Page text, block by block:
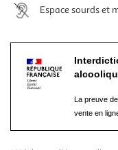
Espace sourds et
La preuve
vente en